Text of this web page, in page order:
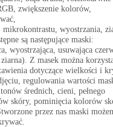
zwiększenie kolorów,
mikrokontrastu, wyostrzania,
są następujące maski:
wyostrzająca, usuwająca
Z masek można
dotyczące wielkości i
regulowania wartości
średnich, cieni, pełnego
skóry, pominięcia kolorów
przez nas maski